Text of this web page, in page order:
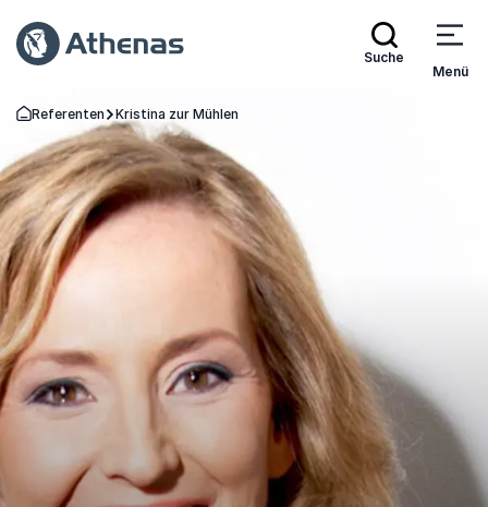
Suche
Menü
Zurück zur Startseite
Referenten Kristina zur Mühlen